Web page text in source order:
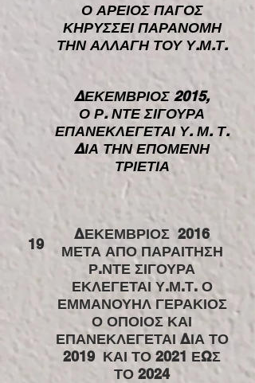
19
Ο ΑΡΕΙΟΣ ΠΑΓΟΣ
ΚΗΡΥΣΣΕΙ ΠΑΡΑΝΟΜΗ
ΤΗΝ ΑΛΛΑΓΗ ΤΟΥ Υ.Μ.Τ.
ΔΕΚΕΜΒΡΙΟΣ 2015,
Ο Ρ. ΝΤΕ ΣΙΓΟΥΡΑ
ΕΠΑΝΕΚΛΕΓΕΤΑΙ Υ. Μ. Τ.
ΔΙΑ ΤΗΝ ΕΠΟΜΕΝΗ
ΤΡΙΕΤΙΑ
ΔΕΚΕΜΒΡΙΟΣ 2016
ΜΕΤΑ ΑΠΟ ΠΑΡΑΙΤΗΣΗ
Ρ.ΝΤΕ ΣΙΓΟΥΡΑ
ΕΚΛΕΓΕΤΑΙ Υ.Μ.Τ. Ο
ΕΜΜΑΝΟΥΗΛ ΓΕΡΑΚΙΟΣ
Ο ΟΠΟΙΟΣ ΚΑΙ
ΕΠΑΝΕΚΛΕΓΕΤΑΙ ΔΙΑ ΤΟ
2019 ΚΑΙ ΤΟ 2021 ΕΩΣ
ΤΟ 2024